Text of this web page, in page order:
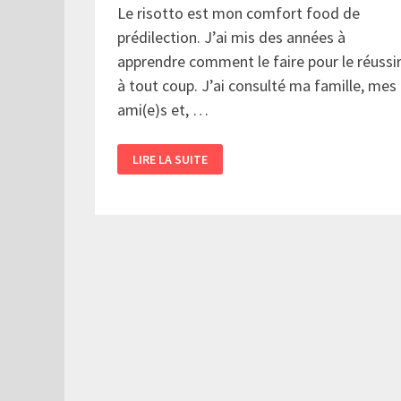
Le risotto est mon comfort food de
prédilection. J’ai mis des années à
apprendre comment le faire pour le
à tout coup. J’ai consulté ma famille, mes
ami(e)s et, …
AVEC
CREVETTES
LIRE LA SUITE